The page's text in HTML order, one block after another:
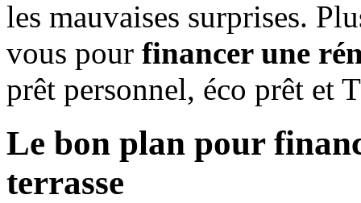
les mauvaises surprises.
vous pour financer une
prêt personnel, éco prêt et
Le bon plan pour
terrasse